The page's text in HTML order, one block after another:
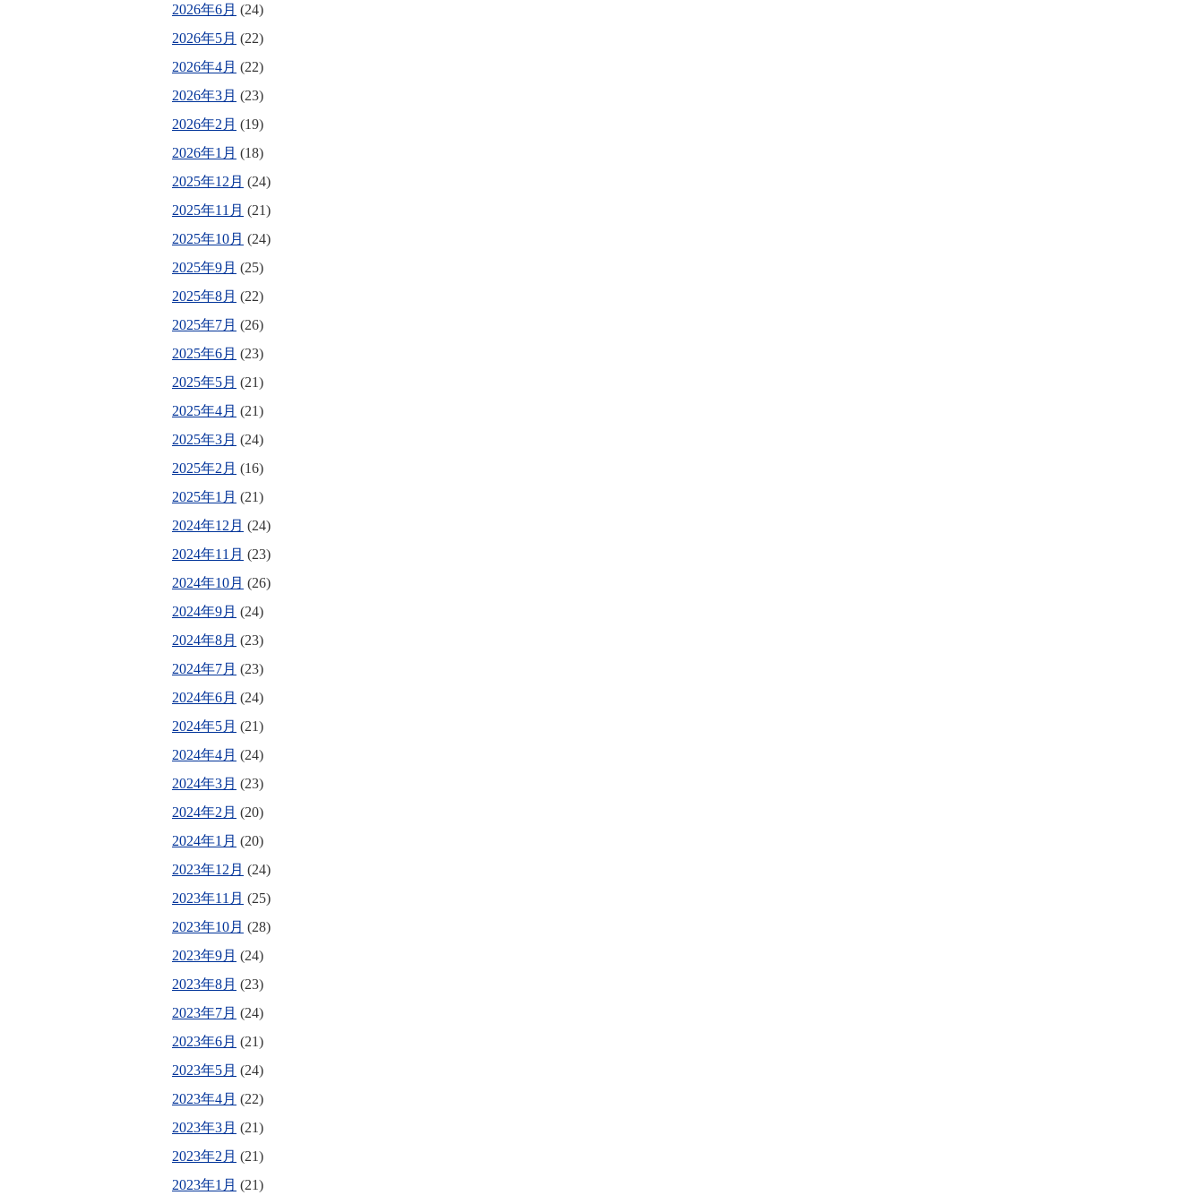
2026年6月 (24)
2026年5月 (22)
2026年4月 (22)
2026年3月 (23)
2026年2月 (19)
2026年1月 (18)
2025年12月 (24)
2025年11月 (21)
2025年10月 (24)
2025年9月 (25)
2025年8月 (22)
2025年7月 (26)
2025年6月 (23)
2025年5月 (21)
2025年4月 (21)
2025年3月 (24)
2025年2月 (16)
2025年1月 (21)
2024年12月 (24)
2024年11月 (23)
2024年10月 (26)
2024年9月 (24)
2024年8月 (23)
2024年7月 (23)
2024年6月 (24)
2024年5月 (21)
2024年4月 (24)
2024年3月 (23)
2024年2月 (20)
2024年1月 (20)
2023年12月 (24)
2023年11月 (25)
2023年10月 (28)
2023年9月 (24)
2023年8月 (23)
2023年7月 (24)
2023年6月 (21)
2023年5月 (24)
2023年4月 (22)
2023年3月 (21)
2023年2月 (21)
2023年1月 (21)